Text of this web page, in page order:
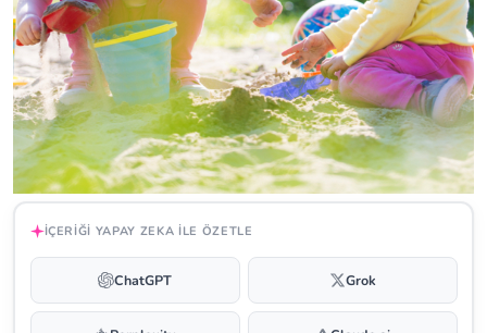
İÇERIĞI YAPAY ZEKA ILE ÖZETLE
ChatGPT Grok